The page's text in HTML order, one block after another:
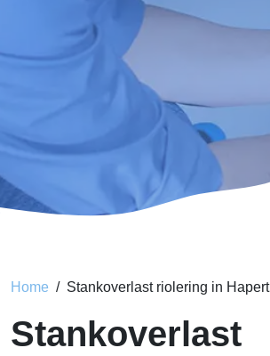
Home Stankoverlast riolering in Hapert
Stankoverlast